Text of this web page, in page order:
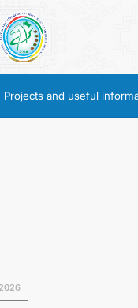
Projects and useful